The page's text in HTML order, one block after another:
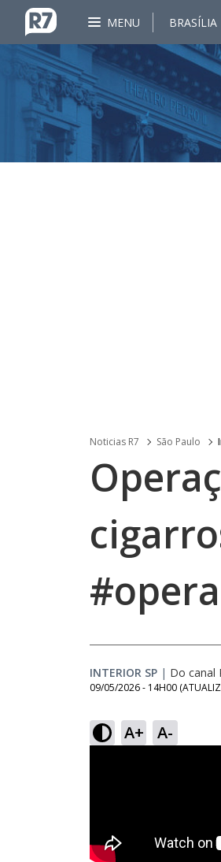
MENU BRASÍLIA
Noticias R7 São Paulo
INTERIOR SP | Do canal
09/05/2026 - 14H00
A+ A-